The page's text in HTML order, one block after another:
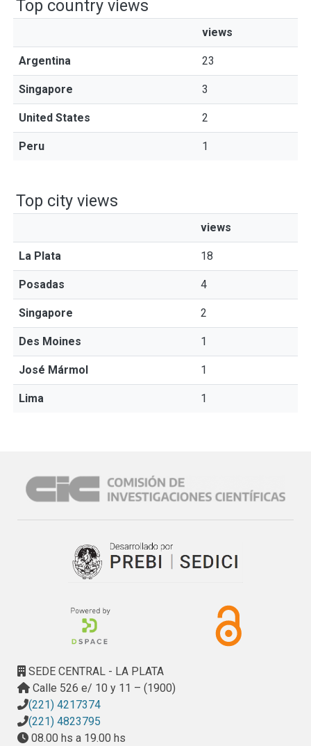
Top country views
views
Argentina 23
Singapore 3
United States 2
Peru 1
Top city views
views
La Plata 18
Posadas 4
Singapore 2
Des Moines 1
José Mármol 1
Lima 1
SEDE CENTRAL - LA PLATA
Calle 526 e/ 10 y 11 – (1900)
(221) 4217374
(221) 4823795
08.00 hs a 19.00 hs